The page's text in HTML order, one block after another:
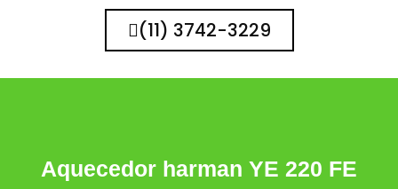
(11) 3742-3229
Aquecedor harman YE 220 FE